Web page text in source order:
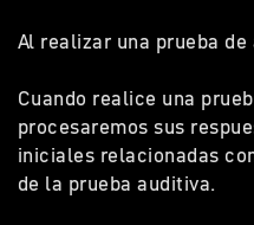
Al realizar una prueba
Cuando realice una
procesaremos sus
iniciales relacionadas
de la prueba auditiva.